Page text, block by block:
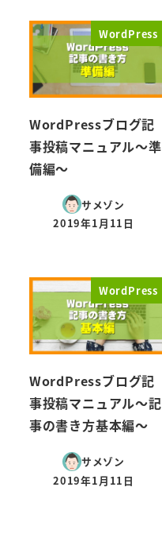
WordPress
WordPressブログ記
事投稿マニュアル～準
備編～
サメゾン
投稿日
2019年1月11日
WordPress
WordPressブログ記
事投稿マニュアル～記
事の書き方基本編～
サメゾン
投稿日
2019年1月11日